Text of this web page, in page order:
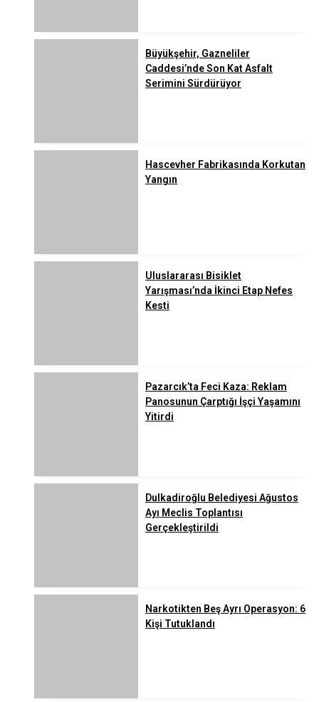
Büyükşehir, Gazneliler
Caddesi’nde Son Kat Asfalt
Serimini Sürdürüyor
Hascevher Fabrikasında Korkutan
Yangın
Uluslararası Bisiklet
Yarışması’nda İkinci Etap Nefes
Kesti
Pazarcık’ta Feci Kaza: Reklam
Panosunun Çarptığı İşçi Yaşamını
Yitirdi
Dulkadiroğlu Belediyesi Ağustos
Ayı Meclis Toplantısı
Gerçekleştirildi
Narkotikten Beş Ayrı Operasyon: 6
Kişi Tutuklandı